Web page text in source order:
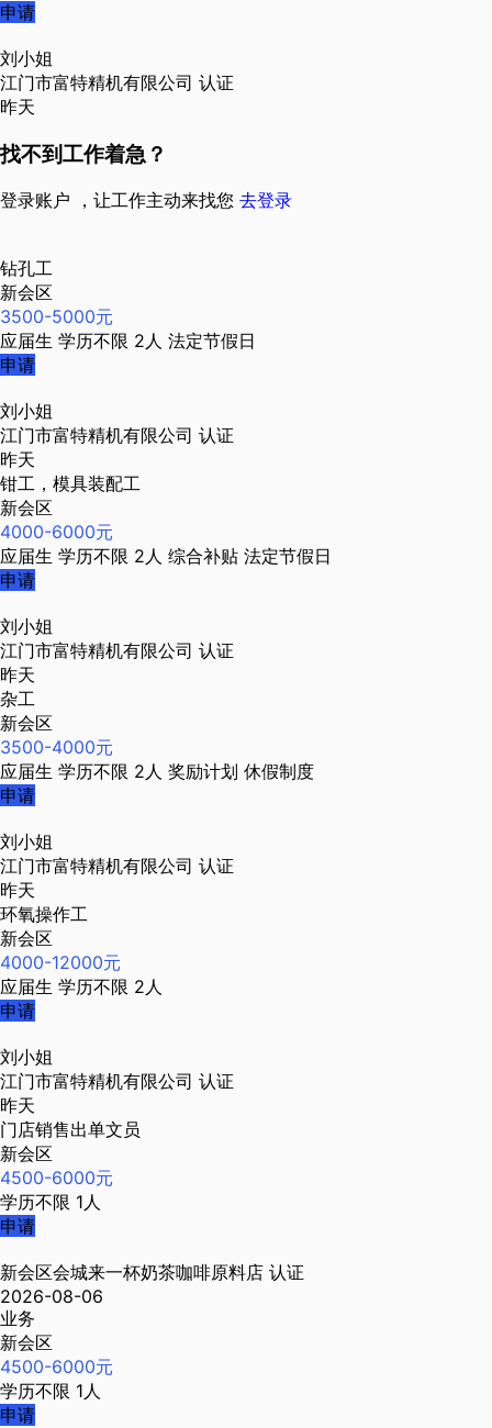
申请
刘小姐
江门市富特精机有限公司 认证
昨天
找不到工作着急？
登录账户 ，让工作主动来找您 去登录
钻孔工
新会区
3500-5000元
应届生 学历不限 2人 法定节假日
申请
刘小姐
江门市富特精机有限公司 认证
昨天
钳工，模具装配工
新会区
4000-6000元
应届生 学历不限 2人 综合补贴 法定节假日
申请
刘小姐
江门市富特精机有限公司 认证
昨天
杂工
新会区
3500-4000元
应届生 学历不限 2人 奖励计划 休假制度
申请
刘小姐
江门市富特精机有限公司 认证
昨天
环氧操作工
新会区
4000-12000元
应届生 学历不限 2人
申请
刘小姐
江门市富特精机有限公司 认证
昨天
门店销售出单文员
新会区
4500-6000元
学历不限 1人
申请
新会区会城来一杯奶茶咖啡原料店 认证
2026-08-06
业务
新会区
4500-6000元
学历不限 1人
申请